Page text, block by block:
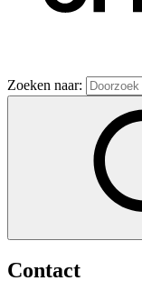
Zoeken naar:
Contact